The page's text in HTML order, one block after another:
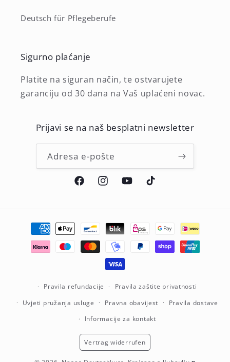
Deutsch für Pflegeberufe
Sigurno plaćanje
Platite na siguran način, te ostvarujete
garanciju od 30 dana na Vaš uplaćeni novac.
Prijavi se na naš besplatni newsletter
Adresa e-pošte
FacebookInstagramYouTubeTikTok
Načini
plaćanja
Pravila refundacije Pravila zaštite privatnosti
Uvjeti pružanja usluge Pravna obavijest Pravila dostave
Informacije za kontakt
Vertrag widerrufen